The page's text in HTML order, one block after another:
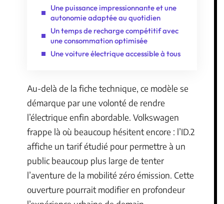
Une puissance impressionnante et une
autonomie adaptée au quotidien
Un temps de recharge compétitif avec
une consommation optimisée
Une voiture électrique accessible à tous
Au-delà de la fiche technique, ce modèle se
démarque par une volonté de rendre
l’électrique enfin abordable. Volkswagen
frappe là où beaucoup hésitent encore : l’ID.2
affiche un tarif étudié pour permettre à un
public beaucoup plus large de tenter
l’aventure de la mobilité zéro émission. Cette
ouverture pourrait modifier en profondeur